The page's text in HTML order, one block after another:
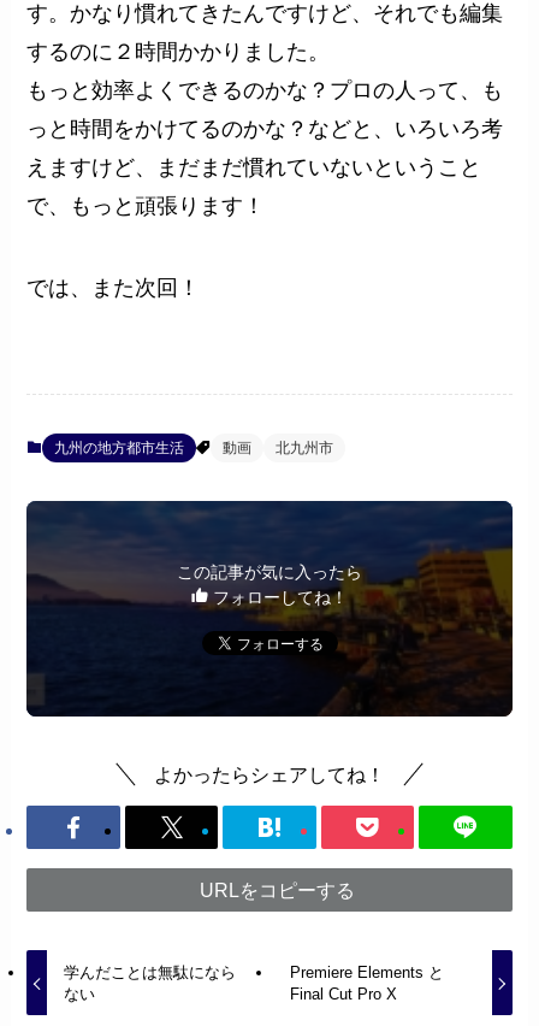
す。かなり慣れてきたんですけど、それでも編集
するのに２時間かかりました。
もっと効率よくできるのかな？プロの人って、も
っと時間をかけてるのかな？などと、いろいろ考
えますけど、まだまだ慣れていないということ
で、もっと頑張ります！
では、また次回！
九州の地方都市生活 動画 北九州市
この記事が気に入ったら
フォローしてね！
よかったらシェアしてね！
URLをコピーする
学んだことは無駄になら
ない
Premiere Elements と
Final Cut Pro X